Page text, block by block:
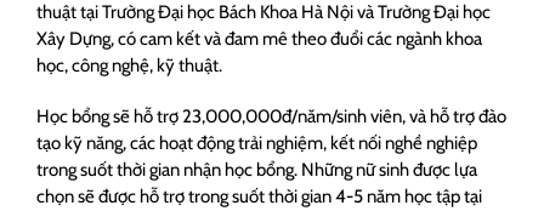
thuật tại Trường Đại học Bách Khoa Hà Nội và Trường Đại học
Xây Dựng, có cam kết và đam mê theo đuổi các ngành khoa
học, công nghệ, kỹ thuật.
Học bổng sẽ hỗ trợ 23,000,000đ/năm/sinh viên, và hỗ trợ đào
tạo kỹ năng, các hoạt động trải nghiệm, kết nối nghề nghiệp
trong suốt thời gian nhận học bổng. Những nữ sinh được lựa
chọn sẽ được hỗ trợ trong suốt thời gian 4-5 năm học tập tại